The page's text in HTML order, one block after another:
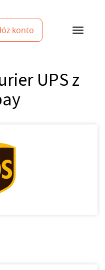
konto
UPS z